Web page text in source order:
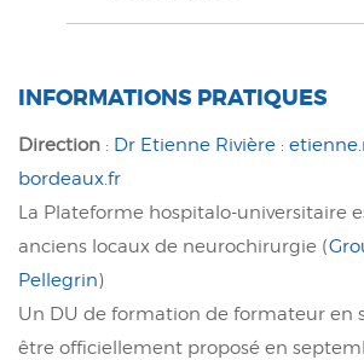
INFORMATIONS PRATIQUES
Direction : Dr Etienne Rivière :
bordeaux.fr
La Plateforme hospitalo-universitaire
anciens locaux de neurochirurgie (
Pellegrin)
Un DU de formation de formateur en
être officiellement proposé en